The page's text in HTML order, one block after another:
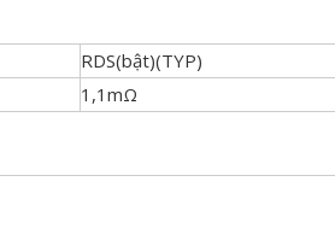
RDS(bật)(TYP)
1,1mΩ